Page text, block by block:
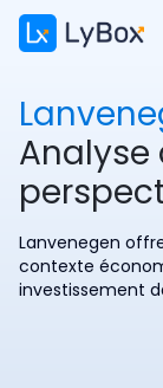
Lanvenegen
contexte
investissement